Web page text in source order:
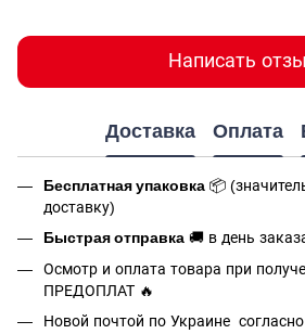
Написать
Доставка Оплата
Бесплатная упаковка 📦
доставку)
Быстрая отправка 🚚 в день
Осмотр и оплата товара при
ПРЕДОПЛАТ 🔥
Новой почтой по Украине